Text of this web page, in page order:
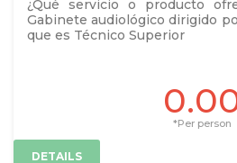
¿Qué servicio o producto
Gabinete audiológico dirigido
que es Técnico Superior
*Per person
DETAILS